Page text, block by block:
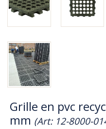
Grille en pvc
mm (Art: 12-8000-